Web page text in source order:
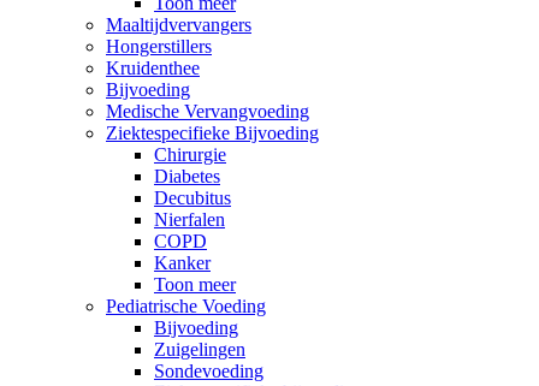
Maaltijdvervangers
Hongerstillers
Kruidenthee
Bijvoeding
Medische Vervangvoeding
Ziektespecifieke Bijvoeding
Chirurgie
Diabetes
Decubitus
Nierfalen
COPD
Kanker
Toon meer
Pediatrische Voeding
Bijvoeding
Zuigelingen
Sondevoeding